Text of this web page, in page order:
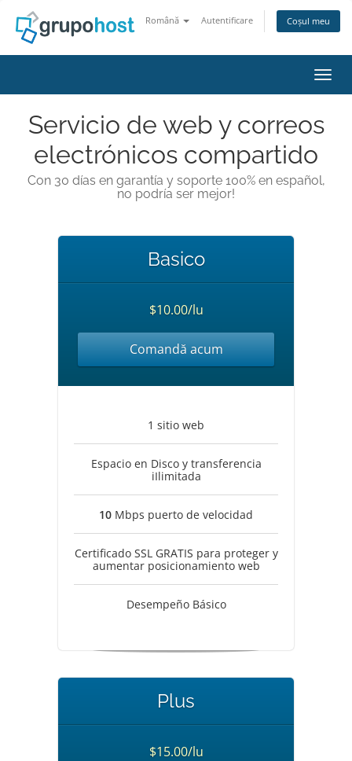
Română Autentificare Coșul meu
Servicio de web y correos
electrónicos compartido
Con 30 días en garantía y soporte 100% en español,
no podría ser mejor!
Basico
$10.00/lu
Comandă acum
1 sitio web
Espacio en Disco y transferencia
iIlimitada
10 Mbps puerto de velocidad
Certificado SSL GRATIS para proteger y
aumentar posicionamiento web
Desempeño Básico
Plus
$15.00/lu